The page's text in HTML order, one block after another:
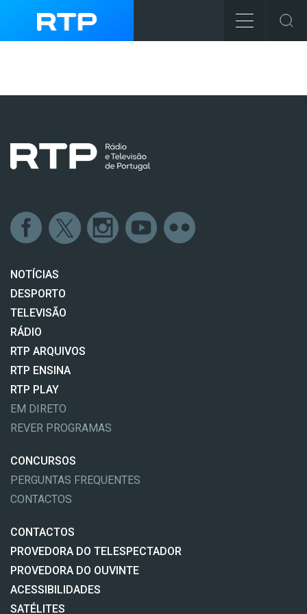
NOTÍCIAS
DESPORTO
TELEVISÃO
RÁDIO
RTP ARQUIVOS
RTP ENSINA
RTP PLAY
EM DIRETO
REVER PROGRAMAS
CONCURSOS
PERGUNTAS FREQUENTES
CONTACTOS
CONTACTOS
PROVEDORA DO TELESPECTADOR
PROVEDORA DO OUVINTE
ACESSIBILIDADES
SATÉLITES